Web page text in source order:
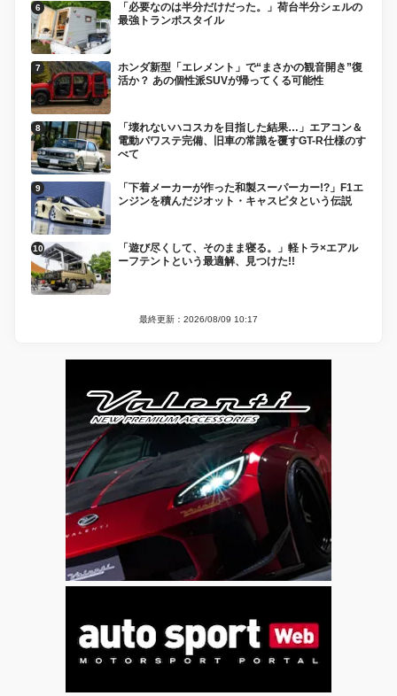
「必要なのは半分だけだった。」荷台半分シェルの
最強トランポスタイル
ホンダ新型「エレメント」で“まさかの観音開き”復
活か？ あの個性派SUVが帰ってくる可能性
「壊れないハコスカを目指した結果…」エアコン＆
電動パワステ完備、旧車の常識を覆すGT-R仕様のす
べて
「下着メーカーが作った和製スーパーカー!?」F1エ
ンジンを積んだジオット・キャスピタという伝説
「遊び尽くして、そのまま寝る。」軽トラ×エアル
ーフテントという最適解、見つけた!!
最終更新：2026/08/09 10:17